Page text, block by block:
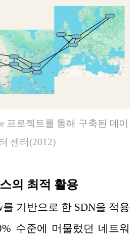
프로젝트를 통해 구축된 데이
센터(2012)
의 최적 활용
를 기반으로 한 SDN을 적용
수준에 머물렀던 네트워